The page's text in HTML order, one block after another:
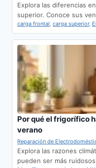
Explora las diferencias
superior. Conoce sus
carga frontal, carga superior,
Por qué el frigorífico
verano
Reparación de
Explora las razones
pueden ser más